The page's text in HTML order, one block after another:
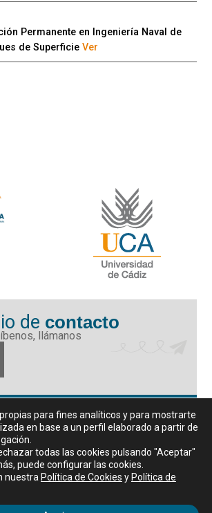
Permanente en Ingeniería Naval de
de SuperficieVer
de contacto
llámanos
de Cádiz
José Pérez Llorca), CP. 11001, Cádiz
72
al público
de 9 a 14 horas
para fines analíticos y para mostrarte
en base a un perfil elaborado a partir de
todas las cookies pulsando "Aceptar"
puede configurar las cookies.
nuestra Política de Cookies y Política de